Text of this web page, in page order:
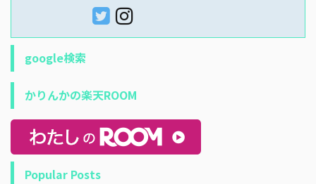
google検索
かりんかの楽天ROOM
Popular Posts